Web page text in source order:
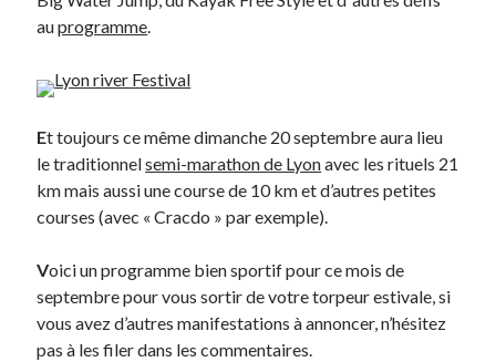
Green
Lectures
Lyon
Lyon à Livre Ouvert
Mini-monsieur
Non classé
Parole de Follower
Photos
Post inutile
auprogramme.
Et toujours ce même dimanche 20 septembre aura lieu
le traditionnelsemi-marathon de Lyonavec les rituels 21
km mais aussi une course de 10 km et d’autres petites
courses (avec « Cracdo » par exemple).
Voici un programme bien sportif pour ce mois de
septembre pour vous sortir de votre torpeur estivale, si
vous avez d’autres manifestations à annoncer, n’hésitez
pas à les filer dans les commentaires.